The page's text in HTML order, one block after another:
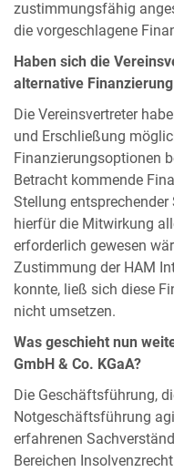
zustimmungsfähig
die vorgeschlagene
Haben sich die
alternative
Die Vereinsvertreter
und Erschließung
Finanzierungsoptionen
Betracht kommende
Stellung
hierfür die Mitwirkung
erforderlich gewesen
Zustimmung der HAM
konnte, ließ sich diese
nicht umsetzen.
Was geschieht nun
GmbH & Co. KGaA?
Die Geschäftsführung,
Notgeschäftsführung
erfahrenen
Bereichen